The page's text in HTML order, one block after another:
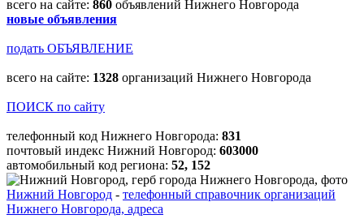
всего на сайте: 860 объявлений Нижнего Новгорода
новые объявления
подать ОБЪЯВЛЕНИЕ
всего на сайте: 1328 организаций Нижнего Новгорода
ПОИСК по сайту
телефонный код Нижнего Новгорода: 831
почтовый индекс Нижний Новгород: 603000
автомобильный код региона: 52, 152
Нижний Новгород - телефонный справочник организаций
Нижнего Новгорода, адреса